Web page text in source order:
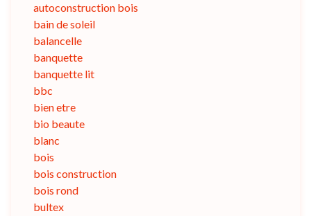
autoconstruction bois
bain de soleil
balancelle
banquette
banquette lit
bbc
bien etre
bio beaute
blanc
bois
bois construction
bois rond
bultex